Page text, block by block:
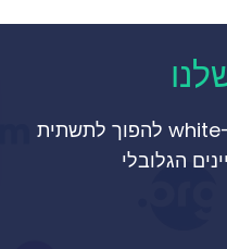
להפוך לתשתית white-label ניתנת להרחבה עבור